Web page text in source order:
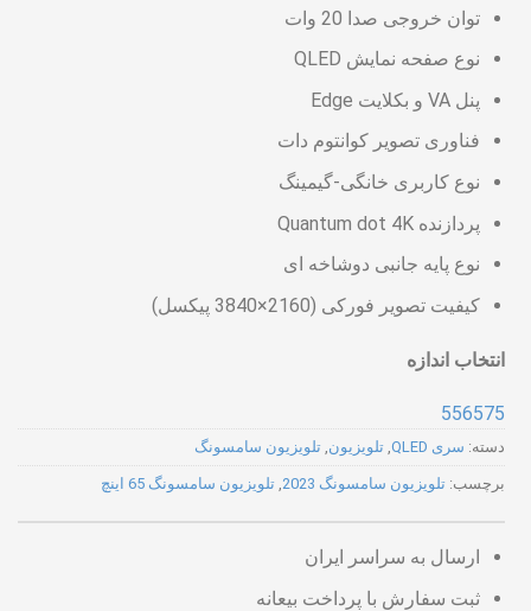
توان خروجی صدا 20 وات
نوع صفحه نمایش QLED
پنل VA و بکلایت Edge
فناوری تصویر کوانتوم دات
نوع کاربری خانگی-گیمینگ
پردازنده Quantum dot 4K
نوع پایه جانبی دوشاخه ای
کیفیت تصویر فورکی (2160×3840 پیکسل)
انتخاب اندازه
75
65
55
دسته: سری QLED , تلویزیون, تلویزیون سامسونگ
برچسب: تلویزیون سامسونگ 2023 , تلویزیون سامسونگ 65 اینچ
ارسال به سراسر ایران
ثبت سفارش با پرداخت بیعانه